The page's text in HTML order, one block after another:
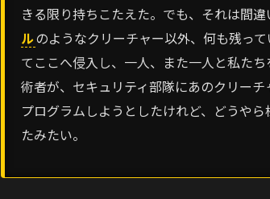
きる限り持ちこたえた。でも、それは間
ル のようなクリーチャー以外、何も残っ
てここへ侵入し、一人、また一人と私た
術者が、セキュリティ部隊にあのクリー
プログラムしようとしたけれど、どうや
たみたい。